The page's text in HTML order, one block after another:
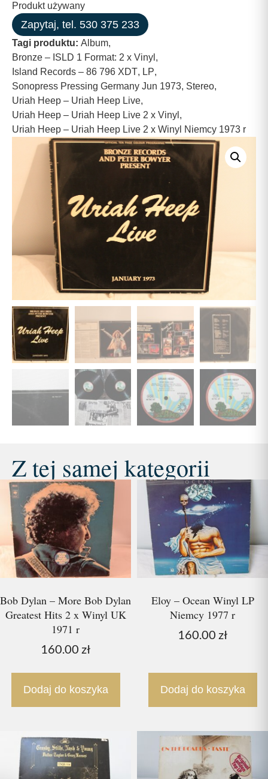
Produkt używany
Zapytaj, tel. 530 375 233
Tagi produktu: Album,
Bronze – ISLD 1 Format: 2 x Vinyl ,
Island Records – 86 796 XDT, LP,
Sonopress Pressing Germany Jun 1973, Stereo,
Uriah Heep – Uriah Heep Live,
Uriah Heep – Uriah Heep Live 2 x Vinyl ,
Uriah Heep – Uriah Heep Live 2 x Winyl Niemcy 1973 r
Z tej samej kategorii
Bob Dylan – More Bob Dylan
Greatest Hits 2 x Winyl UK
1971 r
160.00 zł
Dodaj do koszyka
Eloy – Ocean Winyl LP
Niemcy 1977 r
160.00 zł
Dodaj do koszyka